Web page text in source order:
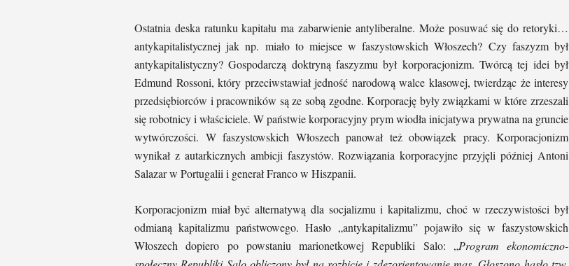
Ostatnia deska ratunku kapitału ma zabarwienie antyliberalne. Może posuwać się do retoryki…
antykapitalistycznej jak np. miało to miejsce w faszystowskich Włoszech? Czy faszyzm był
antykapitalistyczny? Gospodarczą doktryną faszyzmu był korporacjonizm. Twórcą tej idei był
Edmund Rossoni, który przeciwstawiał jedność narodową walce klasowej, twierdząc że interesy
przedsiębiorców i pracowników są ze sobą zgodne. Korporację były związkami w które zrzeszali
się robotnicy i właściciele. W państwie korporacyjny prym wiodła inicjatywa prywatna na gruncie
wytwórczości. W faszystowskich Włoszech panował też obowiązek pracy. Korporacjonizm
wynikał z autarkicznych ambicji faszystów. Rozwiązania korporacyjne przyjęli później Antoni
Salazar w Portugalii i generał Franco w Hiszpanii.
Korporacjonizm miał być alternatywą dla socjalizmu i kapitalizmu, choć w rzeczywistości był
odmianą kapitalizmu państwowego. Hasło „antykapitalizmu” pojawiło się w faszystowskich
Włoszech dopiero po powstaniu marionetkowej Republiki Salo: „Program ekonomiczno-